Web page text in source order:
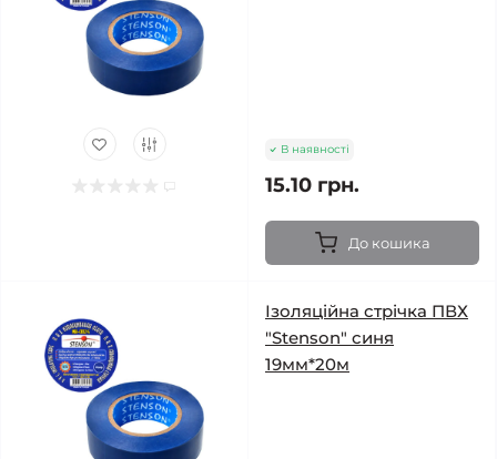
В наявності
15.10 грн.
До кошика
Ізоляційна стрічка ПВХ
"Stenson" синя
19мм*20м